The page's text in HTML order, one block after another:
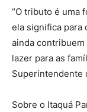
“O tributo é uma
ela significa para
ainda
lazer para as
Superintendente
Sobre o Itaquá